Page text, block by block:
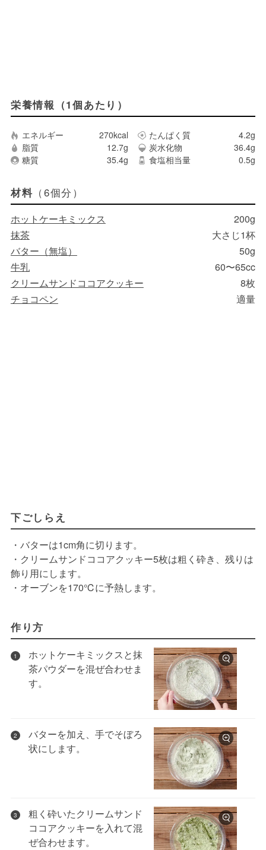
栄養情報（1個あたり）
エネルギー 270kcal たんぱく質
4.2g
脂質
12.7g 炭水化物
36.4g
糖質
35.4g 食塩相当量 0.5g
材料 （6個分）
ホットケーキミックス
200g
抹茶
大さじ1杯
バター（無塩）
50g
牛乳
60〜65cc
クリームサンドココアクッキー
8枚
チョコペン
適量
下ごしらえ
・バターは1cm角に切ります。
・クリームサンドココアクッキー5枚は粗く砕き、残りは
飾り用にします。
・オーブンを170℃に予熱します。
作り方
1
ホットケーキミックスと抹
茶パウダーを混ぜ合わせま
す。
2
バターを加え、手でそぼろ
状にします。
3
粗く砕いたクリームサンド
ココアクッキーを入れて混
ぜ合わせます。